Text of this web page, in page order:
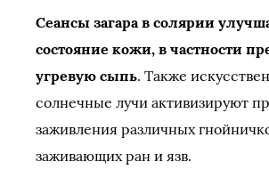
Сеансы загара в солярии
состояние кожи, в частности
угревую сыпь. Также
солнечные лучи активизируют
заживления различных
заживающих ран и язв.